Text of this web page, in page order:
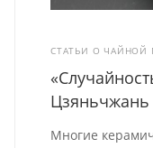
СТАТЬИ О ЧАЙНОЙ
Цзяньчжань
Многие